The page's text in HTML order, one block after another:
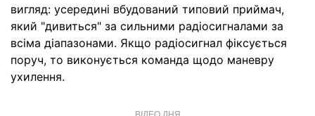
вигляд: усередині вбудований типовий приймач,
який "дивиться" за сильними радіосигналами за
всіма діапазонами. Якщо радіосигнал фіксується
поруч, то виконується команда щодо маневру
ухилення.
ВІДЕО ДНЯ